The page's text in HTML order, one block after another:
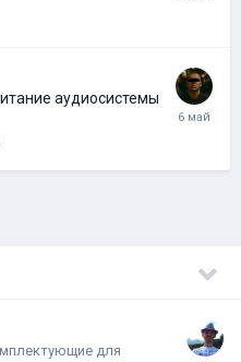
аудиосистемы
для